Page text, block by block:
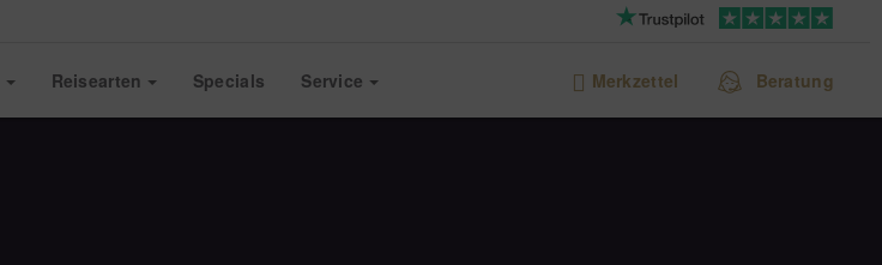
Reisearten Specials Service Merkzettel Beratung